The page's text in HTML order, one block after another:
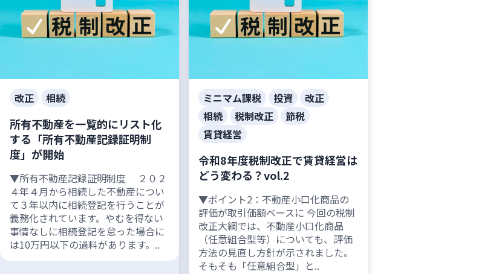
改正 相続
所有不動産を一覧的にリスト化
する「所有不動産記録証明制
度」が開始
▼所有不動産記録証明制度 ２０２
４年４月から相続した不動産につい
て３年以内に相続登記を行うことが
義務化されています。やむを得ない
事情なしに相続登記を怠った場合に
は10万円以下の過料があります。..
ミニマム課税 投資
改正
相続
税制改正
節税
賃貸経営
令和8年度税制改正で賃貸経営は
どう変わる？vol.2
▼ポイント2：不動産小口化商品の
評価が取引価額ベースに 今回の税制
改正大綱では、不動産小口化商品
（任意組合型等）についても、評価
方法の見直し方針が示されました。
そもそも「任意組合型」と..